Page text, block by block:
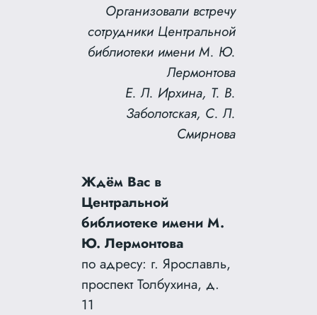
Организовали встречу
сотрудники Центральной
библиотеки имени М. Ю.
Лермонтова
Е. Л. Ирхина, Т. В.
Заболотская, С. Л.
Смирнова
Ждём Вас в
Центральной
библиотеке имени М.
Ю. Лермонтова
по адресу: г. Ярославль,
проспект Толбухина, д.
11